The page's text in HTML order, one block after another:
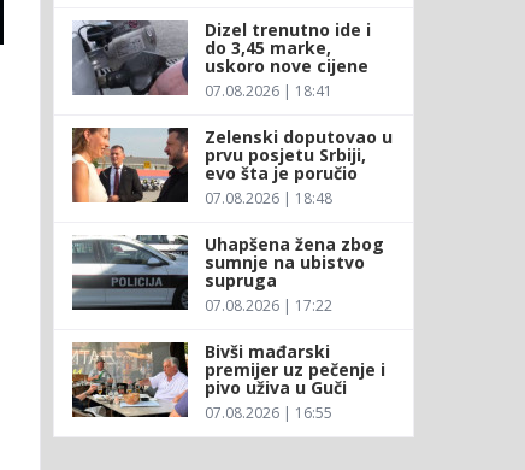
Dizel trenutno ide i
do 3,45 marke,
uskoro nove cijene
07.08.2026 | 18:41
Zelenski doputovao u
prvu posjetu Srbiji,
evo šta je poručio
07.08.2026 | 18:48
Uhapšena žena zbog
sumnje na ubistvo
supruga
07.08.2026 | 17:22
Bivši mađarski
premijer uz pečenje i
pivo uživa u Guči
07.08.2026 | 16:55